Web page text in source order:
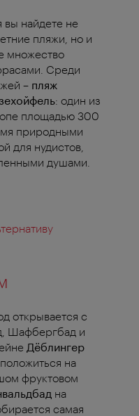
вы найдете не
пляжи, но и
множество
Среди
– пляж
: один из
площадью 300
природными
для нудистов,
душами.
открывается с
Шафбергбад и
Дёблингер
на
фруктовом
на
самая